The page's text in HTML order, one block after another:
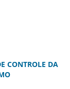
CONTROLE DA